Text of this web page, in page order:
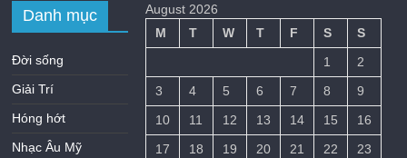
Danh mục
Đời sống
Giải Trí
Hóng hớt
Nhạc Âu Mỹ
August 2026
M
T W T F S
S
1
2
3
4 5 6 7 8
9
10
11 12 13 14 15
16
17
18 19 20 21 22
23